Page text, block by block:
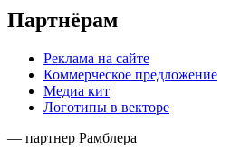
Партнёрам
Реклама на сайте
Коммерческое предложение
Медиа кит
Логотипы в векторе
— партнер Рамблера